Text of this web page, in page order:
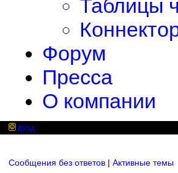
Таблицы
Форум
Пресса
О компании
Вход
Сообщения без ответов | Активные темы